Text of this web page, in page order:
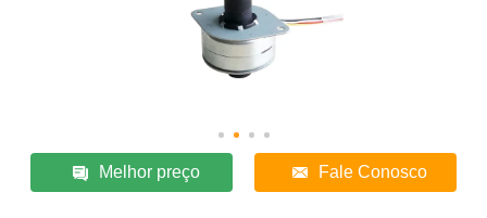
Melhor preço Fale Conosco